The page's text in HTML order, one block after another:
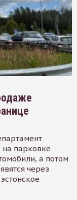
на парковке
а потом
через